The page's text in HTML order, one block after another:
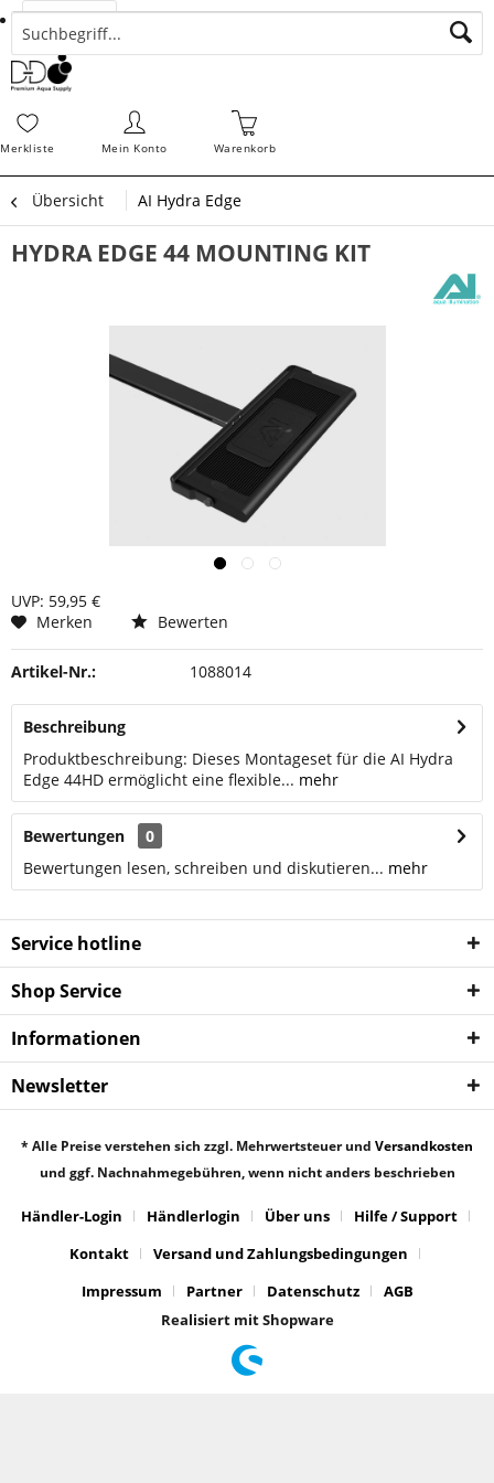
Suchen
Merkliste Mein Konto
Bestellungen Schnellerfassung
Warenkorb
Übersicht AI Hydra Edge
HYDRA EDGE 44 MOUNTING KIT
UVP: 59,95 €
Merken
Bewerten
Artikel-Nr.: 1088014
Beschreibung
Produktbeschreibung: Dieses Montageset für die AI Hydra
Edge 44HD ermöglicht eine flexible... mehr
Bewertungen
0
Bewertungen lesen, schreiben und diskutieren... mehr
Service hotline
Shop Service
Informationen
Newsletter
* Alle Preise verstehen sich zzgl. Mehrwertsteuer und Versandkosten
und ggf. Nachnahmegebühren, wenn nicht anders beschrieben
Händler-Login Händlerlogin Über uns
Hilfe / Support
Kontakt
Versand und Zahlungsbedingungen
Impressum
Partner Datenschutz
AGB
Realisiert mit Shopware